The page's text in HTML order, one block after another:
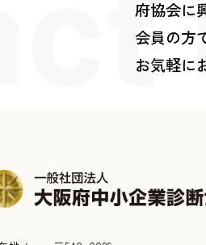
府協会に
会員の方
お気軽に